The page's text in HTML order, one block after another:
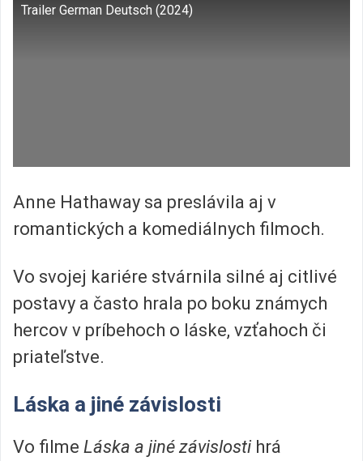
Trailer German Deutsch (2024)
Anne Hathaway sa preslávila aj v
romantických a komediálnych filmoch.
Vo svojej kariére stvárnila silné aj citlivé
postavy a často hrala po boku známych
hercov v príbehoch o láske, vzťahoch či
priateľstve.
Láska a jiné závislosti
Vo filme Láska a jiné závislosti hrá